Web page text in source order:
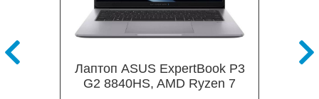
Лаптоп ASUS ExpertBook P3
G2 8840HS, AMD Ryzen 7